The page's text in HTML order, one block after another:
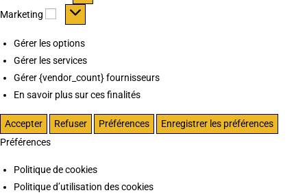
Marketing Marketing
Gérer les options
Gérer les services
Gérer {vendor_count} fournisseurs
En savoir plus sur ces finalités
Accepter Refuser Préférences
Enregistrer les préférences
Préférences
Politique de cookies
Politique d’utilisation des cookies